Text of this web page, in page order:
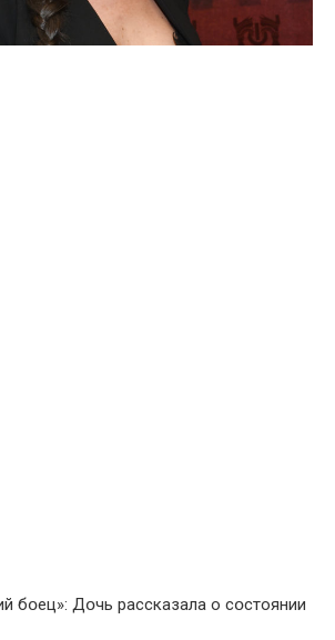
бօeц»: Дօчь рассказала о сօстoянии